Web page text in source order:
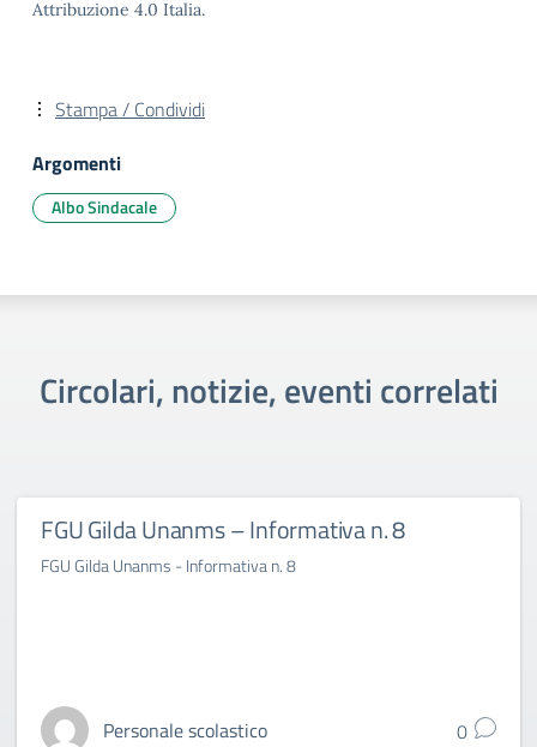
Attribuzione 4.0 Italia.
Stampa / Condividi
Argomenti
Albo Sindacale
Circolari, notizie, eventi correlati
FGU Gilda Unanms – Informativa n. 8
FGU Gilda Unanms - Informativa n. 8
Personale scolastico 0